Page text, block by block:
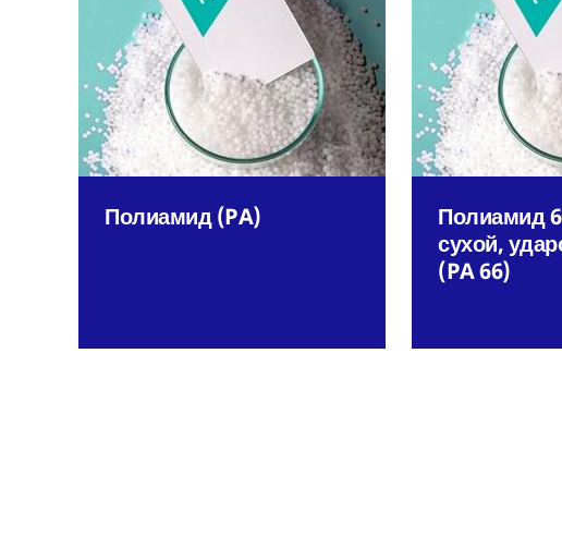
Полиамид (PA)
Полиамид
сухой,
(PA 66)